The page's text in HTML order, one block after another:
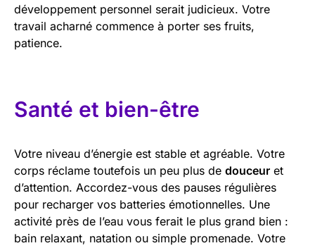
développement personnel serait judicieux. Votre
travail acharné commence à porter ses fruits,
patience.
Santé et bien-être
Votre niveau d’énergie est stable et agréable. Votre
corps réclame toutefois un peu plus de douceur et
d’attention. Accordez-vous des pauses régulières
pour recharger vos batteries émotionnelles. Une
activité près de l’eau vous ferait le plus grand bien :
bain relaxant, natation ou simple promenade. Votre